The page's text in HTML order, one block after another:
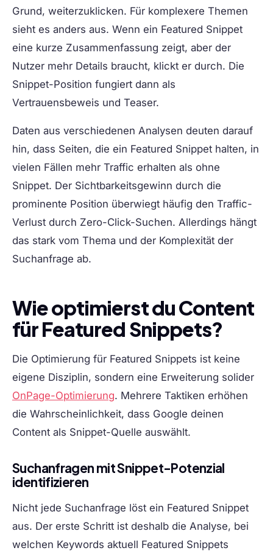
Grund, weiterzuklicken. Für komplexere Themen
sieht es anders aus. Wenn ein Featured Snippet
eine kurze Zusammenfassung zeigt, aber der
Nutzer mehr Details braucht, klickt er durch. Die
Snippet-Position fungiert dann als
Vertrauensbeweis und Teaser.
Daten aus verschiedenen Analysen deuten darauf
hin, dass Seiten, die ein Featured Snippet halten, in
vielen Fällen mehr Traffic erhalten als ohne
Snippet. Der Sichtbarkeitsgewinn durch die
prominente Position überwiegt häufig den Traffic-
Verlust durch Zero-Click-Suchen. Allerdings hängt
das stark vom Thema und der Komplexität der
Suchanfrage ab.
Wie optimierst du Content
für Featured Snippets?
Die Optimierung für Featured Snippets ist keine
eigene Disziplin, sondern eine Erweiterung solider
OnPage-Optimierung. Mehrere Taktiken erhöhen
die Wahrscheinlichkeit, dass Google deinen
Content als Snippet-Quelle auswählt.
Suchanfragen mit Snippet-Potenzial
identifizieren
Nicht jede Suchanfrage löst ein Featured Snippet
aus. Der erste Schritt ist deshalb die Analyse, bei
welchen Keywords aktuell Featured Snippets